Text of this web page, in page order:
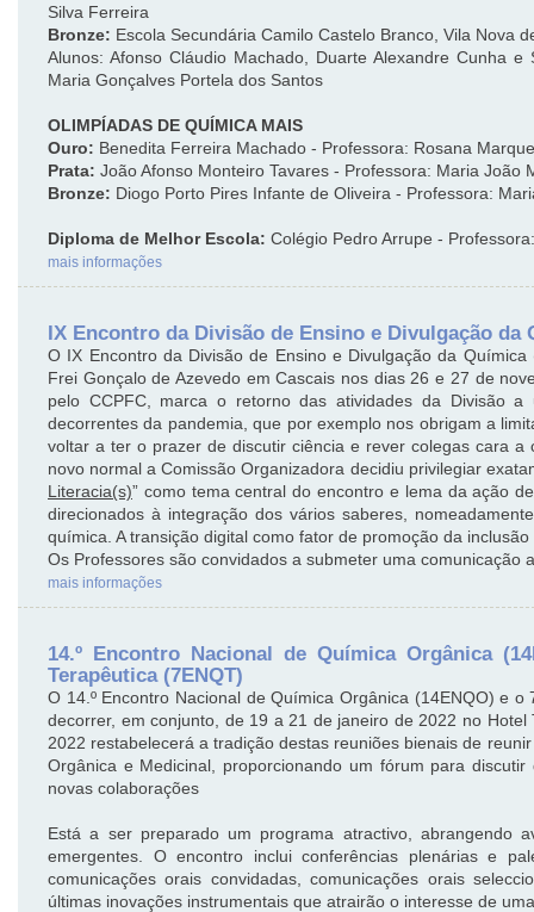
Silva Ferreira
Bronze: Escola Secundária Camilo Castelo Branco, Vila Nova
Alunos: Afonso Cláudio Machado, Duarte Alexandre Cunha
Maria Gonçalves Portela dos Santos
OLIMPÍADAS DE QUÍMICA MAIS
Ouro: Benedita Ferreira Machado - Professora: Rosana
Prata: João Afonso Monteiro Tavares - Professora: Maria João
Bronze: Diogo Porto Pires Infante de Oliveira - Professora:
Diploma de Melhor Escola: Colégio Pedro Arrupe -
mais informações
IX Encontro da Divisão de Ensino e Divulgação da
O IX Encontro da Divisão de Ensino e Divulgação da
Frei Gonçalo de Azevedo em Cascais nos dias 26 e 27 de
pelo CCPFC, marca o retorno das atividades da Divisão a
decorrentes da pandemia, que por exemplo nos obrigam a
voltar a ter o prazer de discutir ciência e rever colegas cara
novo normal a Comissão Organizadora decidiu privilegiar
Literacia(s)” como tema central do encontro e lema da ação
direcionados à integração dos vários saberes,
química. A transição digital como fator de promoção da
Os Professores são convidados a submeter uma comunicação
mais informações
14.º Encontro Nacional de Química Orgânica
Terapêutica (7ENQT)
O 14.º Encontro Nacional de Química Orgânica (14ENQO) e
decorrer, em conjunto, de 19 a 21 de janeiro de 2022 no
2022 restabelecerá a tradição destas reuniões bienais de
Orgânica e Medicinal, proporcionando um fórum para
novas colaborações
Está a ser preparado um programa atractivo, abrangendo
emergentes. O encontro inclui conferências plenárias e
comunicações orais convidadas, comunicações orais
últimas inovações instrumentais que atrairão o interesse de